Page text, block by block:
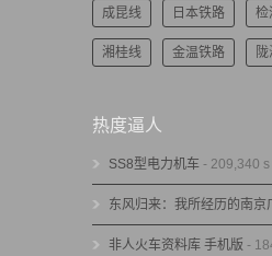
成昆线 日本铁路 检
湘桂线 金温铁路
热度逼人
SS8型电力机车 - 209,340 s
东风归来：我所经历的南京
非人火车资料库 手机版 -